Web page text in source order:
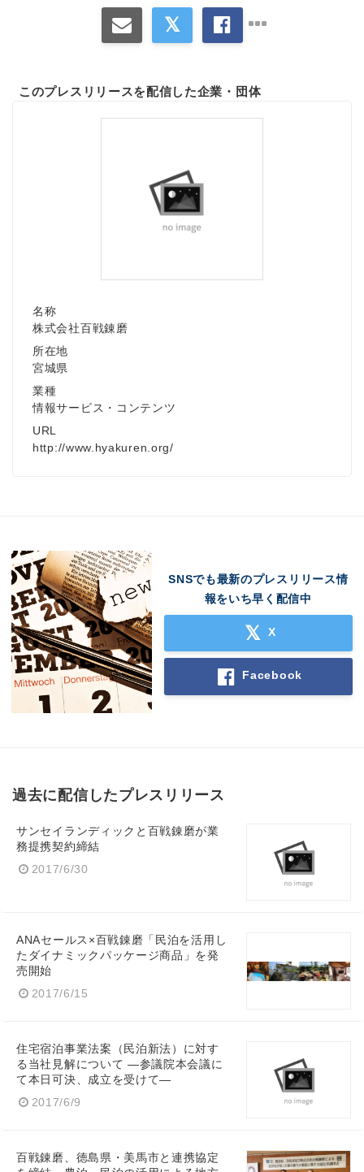
このプレスリリースを配信した企業・団体
名称
株式会社百戦錬磨
所在地
宮城県
業種
情報サービス・コンテンツ
URL
http://www.hyakuren.org/
SNSでも最新のプレスリリース情
報をいち早く配信中
X
Facebook
過去に配信したプレスリリース
サンセイランディックと百戦錬磨が業
務提携契約締結
2017/6/30
ANAセールス×百戦錬磨「民泊を活用し
たダイナミックパッケージ商品」を発
売開始
2017/6/15
住宅宿泊事業法案（民泊新法）に対す
る当社見解について ―参議院本会議に
て本日可決、成立を受けて―
2017/6/9
百戦錬磨、徳島県・美馬市と連携協定